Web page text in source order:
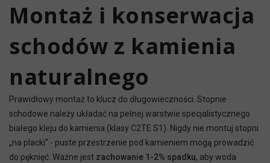
Montaż i konserwacja
schodów z kamienia
naturalnego
Prawidłowy montaż to klucz do długowieczności. Stopnie
schodowe należy układać na pełnej warstwie specjalistycznego
białego kleju do kamienia (klasy C2TE S1). Nigdy nie montuj stopni
„na placki” - puste przestrzenie pod kamieniem mogą prowadzić
do pęknięć. Ważne jest zachowanie 1-2% spadku, aby woda